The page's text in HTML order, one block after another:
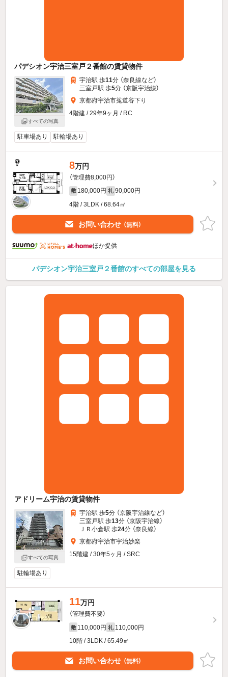
パデシオン宇治三室戸２番館の賃貸物件
すべての写真
宇治駅 歩11分 （奈良線など）
三室戸駅 歩5分 （京阪宇治線）
京都府宇治市菟道谷下り
4階建 / 29年9ヶ月 / RC
駐車場あり 駐輪場あり
8万円
（管理費8,000円）
敷 180,000円 礼 90,000円
4階 / 3LDK / 68.64㎡
お問い合わせ （無料）
ほか提供
パデシオン宇治三室戸２番館のすべての部屋を見る
アドリーム宇治の賃貸物件
すべての写真
宇治駅 歩5分 （京阪宇治線など）
三室戸駅 歩13分 （京阪宇治線）
ＪＲ小倉駅 歩24分 （奈良線）
京都府宇治市宇治妙楽
15階建 / 30年5ヶ月 / SRC
駐輪場あり
11万円
（管理費不要）
敷 110,000円 礼 110,000円
10階 / 3LDK / 65.49㎡
お問い合わせ （無料）